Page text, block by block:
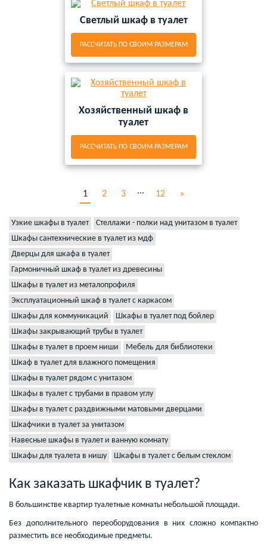
Светлый шкаф в туалет
РАССЧИТАТЬ ПО СВОИМ РАЗМЕРАМ
Хозяйственный шкаф в
туалет
РАССЧИТАТЬ ПО СВОИМ РАЗМЕРАМ
1 2 3 ... 12 »
Узкие шкафы в туалет
Стеллажи - полки над унитазом в туалет
Шкафы сантехнические в туалет из мдф
Дверцы для шкафа в туалет
Гармоничный шкаф в туалет из древесины
Шкафы в туалет из металопрофиля
Эксплуатационный шкаф в туалет с каркасом
Шкафы для коммуникаций
Шкафы в туалет под бойлер
Шкафы закрывающий трубы в туалет
Шкафы в туалет в проем ниши
Мебель для библиотеки
Шкаф в туалет для влажного помещения
Шкафы в туалет рядом с унитазом
Шкафы в туалет с трубами в правом углу
Шкафы в туалет с раздвижными матовыми дверцами
Шкафчики в туалет за унитазом
Навесные шкафы в туалет и ванную комнату
Шкафы для туалета в нишу
Шкафы в туалет с белым стеклом
Как заказать шкафчик в туалет?
В большинстве квартир туалетные комнаты небольшой площади.
Без дополнительного переоборудования в них сложно компактно
разместить все необходимые предметы.